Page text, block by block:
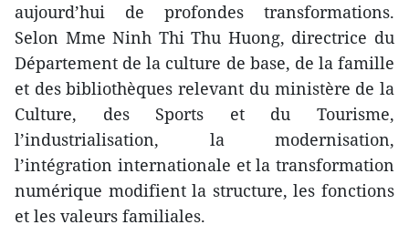
aujourd’hui de profondes transformations.
Selon Mme Ninh Thi Thu Huong, directrice du
Département de la culture de base, de la famille
et des bibliothèques relevant du ministère de la
Culture, des Sports et du Tourisme,
l’industrialisation, la modernisation,
l’intégration internationale et la transformation
numérique modifient la structure, les fonctions
et les valeurs familiales.